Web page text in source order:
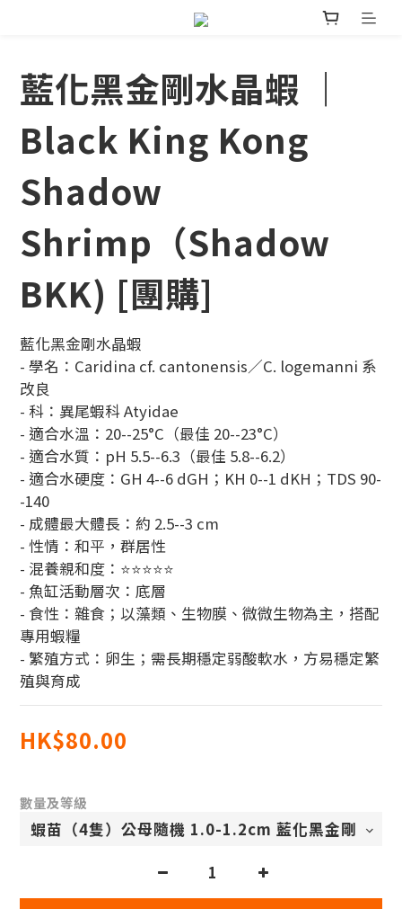
藍化黑金剛水晶蝦 ｜
Black King Kong
Shadow
Shrimp（Shadow
BKK) [團購]
藍化黑金剛水晶蝦
- 學名：Caridina cf. cantonensis／C. logemanni 系
改良
- 科：異尾蝦科 Atyidae
- 適合水溫：20--25°C（最佳 20--23°C）
- 適合水質：pH 5.5--6.3（最佳 5.8--6.2）
- 適合水硬度：GH 4--6 dGH；KH 0--1 dKH；TDS 90-
-140
- 成體最大體長：約 2.5--3 cm
- 性情：和平，群居性
- 混養親和度：⭐⭐⭐⭐⭐
- 魚缸活動層次：底層
- 食性：雜食；以藻類、生物膜、微微生物為主，搭配
專用蝦糧
- 繁殖方式：卵生；需長期穩定弱酸軟水，方易穩定繁
殖與育成
HK$80.00
數量及等級